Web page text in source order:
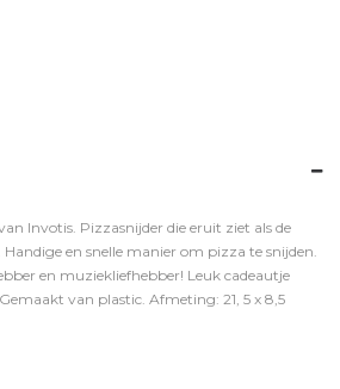
Invotis. Pizzasnijder die eruit ziet als de
en snelle manier om pizza te snijden.
en muziekliefhebber! Leuk cadeautje
van plastic. Afmeting: 21, 5 x 8,5